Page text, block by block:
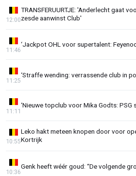
TRANSFERUURTJE: 'Anderlecht gaat
zesde aanwinst Club'
12:00
‘Jackpot OHL voor supertalent:
11:46
‘Straffe wending: verrassende club in
11:25
‘Nieuwe topclub voor Mika Godts: PSG
11:11
Leko hakt meteen knopen door voor
Kortrijk
10:55
Genk heeft wéér goud: “De volgende
10:36